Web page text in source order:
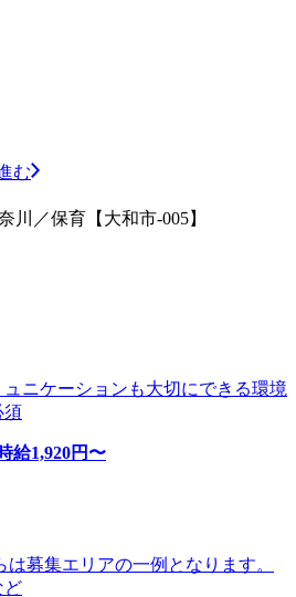
む
川／保育【大和市-005】
ニケーションも大切にできる環境
給1,920円〜
募集エリアの一例となります。
ど